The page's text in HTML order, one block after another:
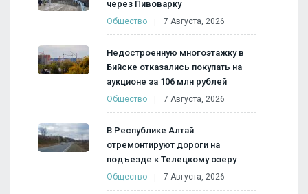
через Пивоварку
Общество 7 Августа, 2026
Недостроенную многоэтажку в
Бийске отказались покупать на
аукционе за 106 млн рублей
Общество 7 Августа, 2026
В Республике Алтай
отремонтируют дороги на
подъезде к Телецкому озеру
Общество 7 Августа, 2026